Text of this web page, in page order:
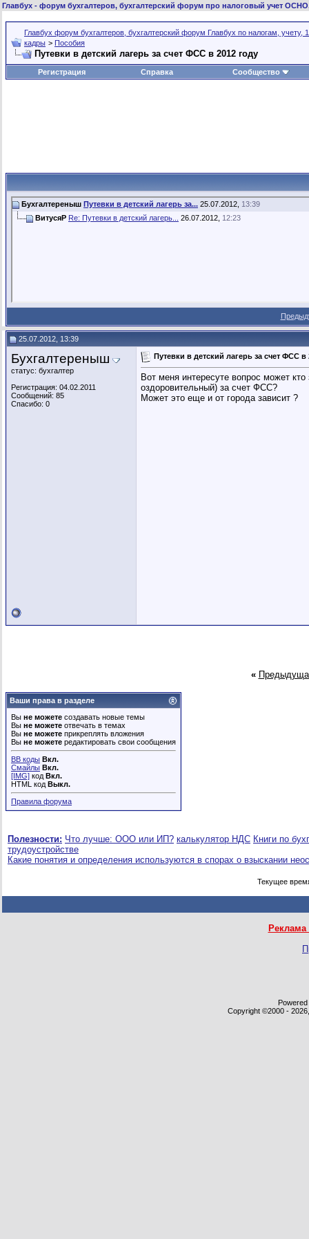
Главбух - форум бухгалтеров, бухгалтерский форум про налоговый учет
Главбух форум бухгалтеров, бухгалтерский форум Главбух по налогам, учету,
кадры > Пособия
Путевки в детский лагерь за счет ФСС в 2012 году
Регистрация Справка Сообщество
Бухгалтереныш Путевки в детский лагерь за... 25.07.2012, 13:39
ВитусяР Re: Путевки в детский лагерь... 26.07.2012, 12:23
25.07.2012, 13:39
Бухгалтереныш
статус: бухгалтер
Регистрация: 04.02.2011
Сообщений: 85
Спасибо: 0
Путевки в детский лагерь за счет ФСС в
Вот меня интересуте вопрос может
оздоровительный) за счет ФСС?
Может это еще и от города зависит ?
«
Ваши права в разделе
Вы не можете создавать новые темы
Вы не можете отвечать в темах
Вы не можете прикреплять вложения
Вы не можете редактировать свои сообщения
BB коды Вкл.
Смайлы Вкл.
[IMG] код Вкл.
HTML код Выкл.
Правила форума
Полезности: Что лучше: ООО или ИП? калькулятор НДС Книги по
трудоустройстве
Какие понятия и определения используются в спорах о взыскании
Текущее
Copyright ©2000 -